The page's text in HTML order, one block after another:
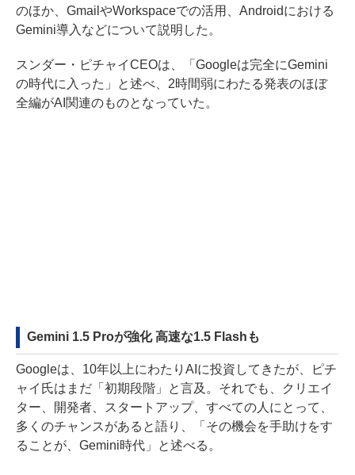
のほか、GmailやWorkspaceでの活用、Androidにおける
Gemini導入などについて説明した。
スンダー・ピチャイCEOは、「Googleは完全にGemini
の時代に入った」と述べ、2時間弱にわたる発表のほぼ
全編がAI関連のものとなっていた。
Gemini 1.5 Proが強化 高速な1.5 Flashも
Googleは、10年以上にわたりAIに投資してきたが、ピチ
ャイ氏はまだ「初期段階」と言及。それでも、クリエイ
ター、開発者、スタートアップ、すべての人にとって、
多くのチャンスがあると語り、「その機会を手助けをす
ることが、Gemini時代」と述べる。